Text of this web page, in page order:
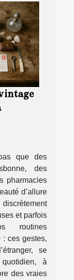
que des
des
pharmacies
d’allure
et parfois
routines
: ces gestes,
se
à
des vraies